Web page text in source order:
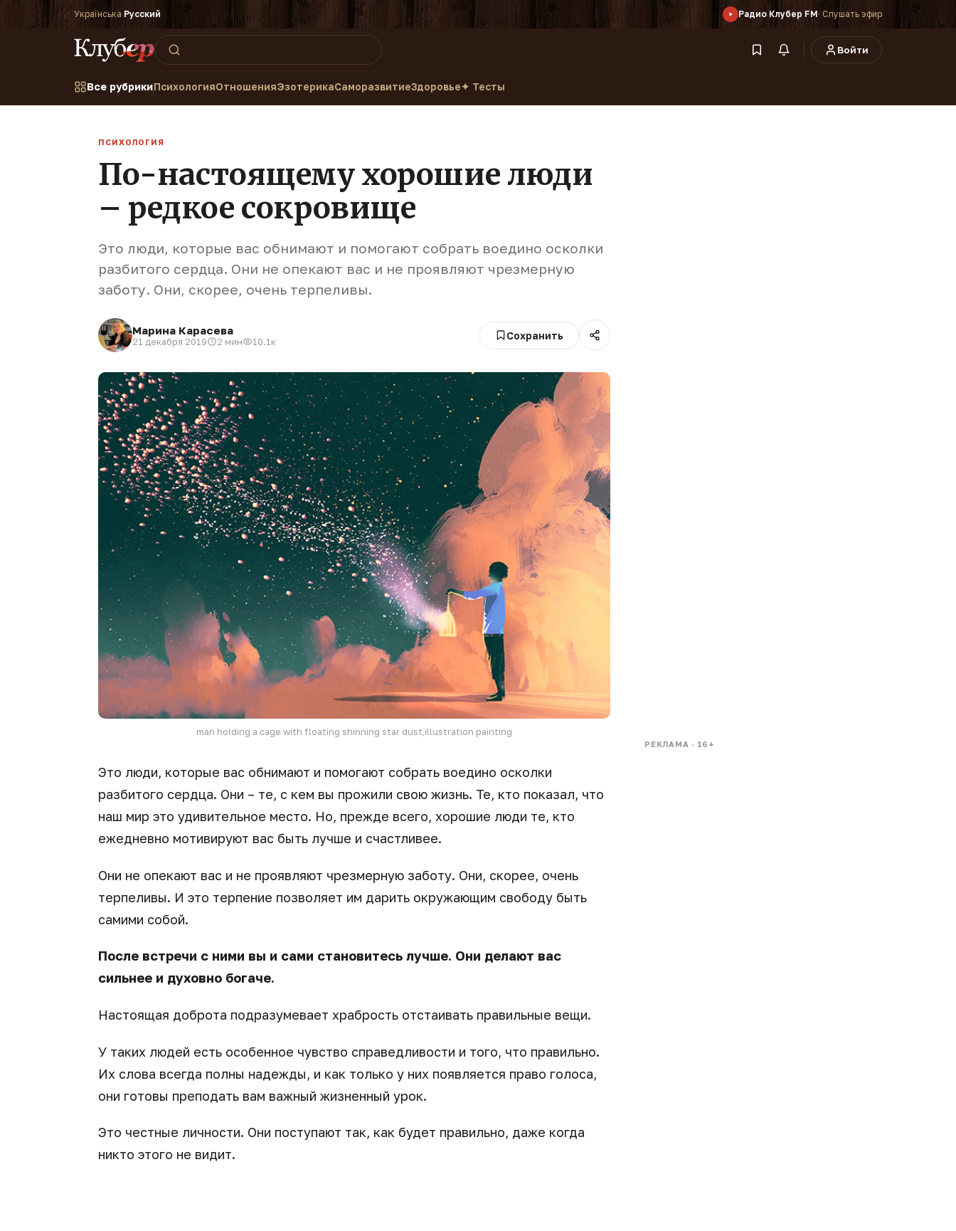
Українська·Русский Радио Клубер FM· Слушать эфир
Войти
Все рубрикиПсихологияОтношенияЭзотерикаСаморазвитиеЗдоровье✦ Тесты
ПСИХОЛОГИЯ
По-настоящему хорошие люди
– редкое сокровище
Это люди, которые вас обнимают и помогают собрать воедино осколки
разбитого сердца. Они не опекают вас и не проявляют чрезмерную
заботу. Они, скорее, очень терпеливы.
Марина Карасева
21 декабря 2019 2 мин 10.1к
Сохранить
man holding a cage with floating shinning star dust,illustration painting
Это люди, которые вас обнимают и помогают собрать воедино осколки
разбитого сердца. Они – те, с кем вы прожили свою жизнь. Те, кто показал, что
наш мир это удивительное место. Но, прежде всего, хорошие люди те, кто
ежедневно мотивируют вас быть лучше и счастливее.
Они не опекают вас и не проявляют чрезмерную заботу. Они, скорее, очень
терпеливы. И это терпение позволяет им дарить окружающим свободу быть
самими собой.
После встречи с ними вы и сами становитесь лучше. Они делают вас
сильнее и духовно богаче.
Настоящая доброта подразумевает храбрость отстаивать правильные вещи.
У таких людей есть особенное чувство справедливости и того, что правильно.
Их слова всегда полны надежды, и как только у них появляется право голоса,
они готовы преподать вам важный жизненный урок.
Это честные личности. Они поступают так, как будет правильно, даже когда
никто этого не видит.
РЕКЛАМА · 16+